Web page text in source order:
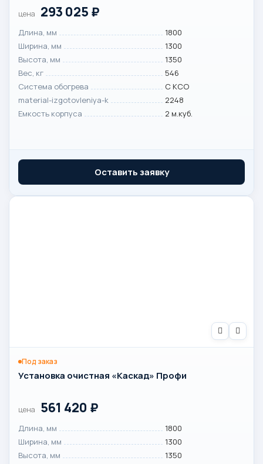
цена 293 025 ₽
Длина, мм
1800
Ширина, мм
1300
Высота, мм
1350
Вес, кг
546
Система обогрева
С КСО
material-izgotovleniya-k
2248
Емкость корпуса
2 м.куб.
Оставить заявку
Под заказ
Установка очистная «Каскад» Профи
цена 561 420 ₽
Длина, мм
1800
Ширина, мм
1300
Высота, мм
1350